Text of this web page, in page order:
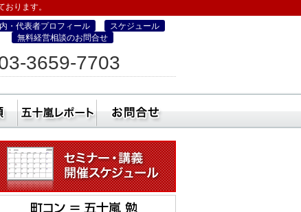
ります。
・代表者プロフィール
スケジュール
無料経営相談のお問合せ
3659-7703
コン経営塾）
ー 社員研修・講師依頼五十嵐レポート